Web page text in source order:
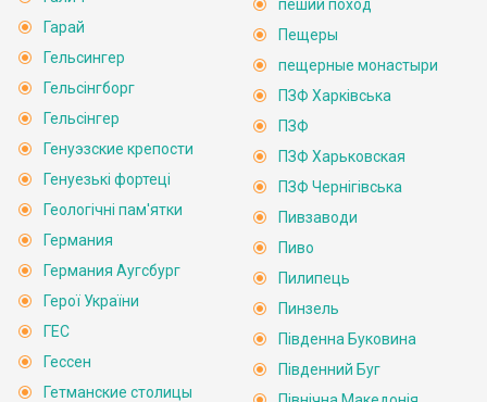
Гарай
Гельсингер
Гельсінгборг
Гельсінгер
Генуэзские крепости
Генуезькі фортеці
Геологічні пам'ятки
Германия
Германия Аугсбург
Герої України
ГЕС
Гессен
Гетманские столицы
пеший поход
Пещеры
пещерные монастыри
ПЗФ Харківська
ПЗФ
ПЗФ Харьковская
ПЗФ Чернігівська
Пивзаводи
Пиво
Пилипець
Пинзель
Південна Буковина
Південний Буг